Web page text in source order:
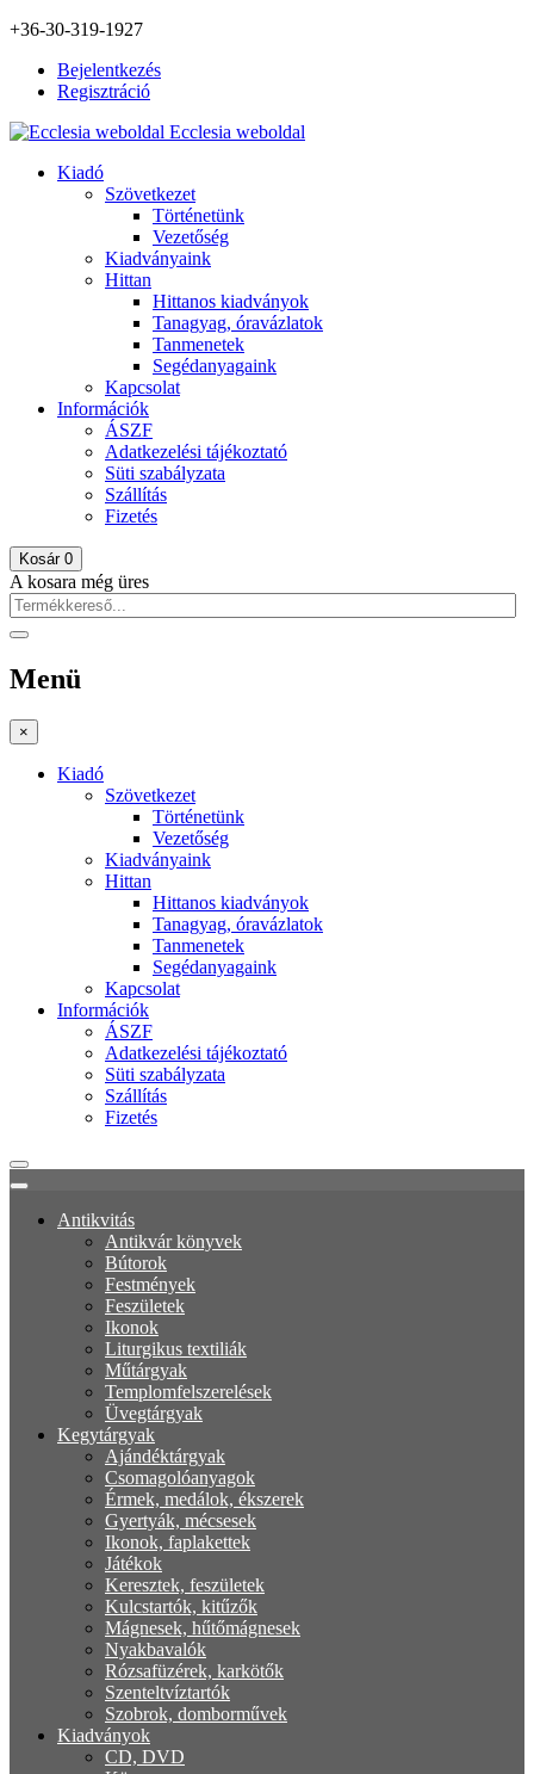
+36-30-319-1927
Bejelentkezés
Regisztráció
Ecclesia weboldal
Kiadó
Szövetkezet
Történetünk
Vezetőség
Kiadványaink
Hittan
Hittanos kiadványok
Tanagyag, óravázlatok
Tanmenetek
Segédanyagaink
Kapcsolat
Információk
ÁSZF
Adatkezelési tájékoztató
Süti szabályzata
Szállítás
Fizetés
Kosár 0
A kosara még üres
Menü
×
Kiadó
Szövetkezet
Történetünk
Vezetőség
Kiadványaink
Hittan
Hittanos kiadványok
Tanagyag, óravázlatok
Tanmenetek
Segédanyagaink
Kapcsolat
Információk
ÁSZF
Adatkezelési tájékoztató
Süti szabályzata
Szállítás
Fizetés
Antikvitás
Antikvár könyvek
Bútorok
Festmények
Feszületek
Ikonok
Liturgikus textiliák
Műtárgyak
Templomfelszerelések
Üvegtárgyak
Kegytárgyak
Ajándéktárgyak
Csomagolóanyagok
Érmek, medálok, ékszerek
Gyertyák, mécsesek
Ikonok, faplakettek
Játékok
Keresztek, feszületek
Kulcstartók, kitűzők
Mágnesek, hűtőmágnesek
Nyakbavalók
Rózsafüzérek, karkötők
Szenteltvíztartók
Szobrok, domborművek
Kiadványok
CD, DVD